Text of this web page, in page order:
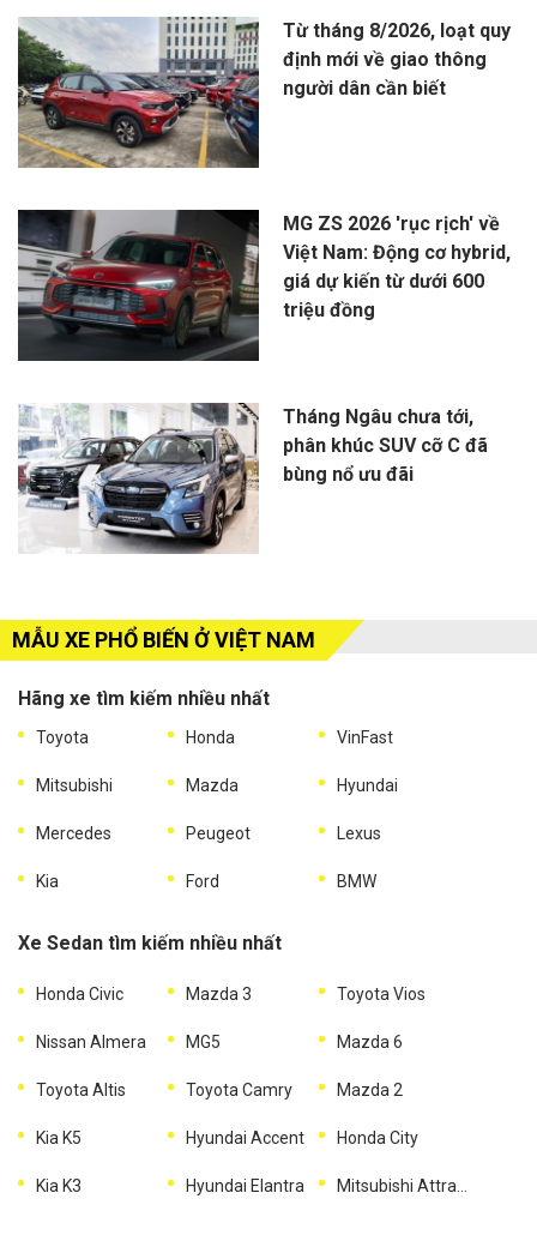
Từ tháng 8/2026, loạt quy
định mới về giao thông
người dân cần biết
MG ZS 2026 'rục rịch' về
Việt Nam: Động cơ hybrid,
giá dự kiến từ dưới 600
triệu đồng
Tháng Ngâu chưa tới,
phân khúc SUV cỡ C đã
bùng nổ ưu đãi
MẪU XE PHỔ BIẾN Ở VIỆT NAM
Hãng xe tìm kiếm nhiều nhất
Toyota Honda VinFast
Mitsubishi Mazda Hyundai
Mercedes Peugeot Lexus
Kia Ford BMW
Xe Sedan tìm kiếm nhiều nhất
Honda Civic Mazda 3 Toyota Vios
Nissan Almera MG5 Mazda 6
Toyota Altis Toyota Camry Mazda 2
Kia K5 Hyundai Accent Honda City
Kia K3 Hyundai Elantra Mitsubishi Attrage